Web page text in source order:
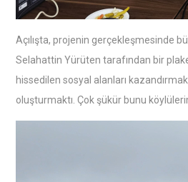
Açılışta, projenin gerçekleşmesinde
Selahattin Yürüten tarafından bir
hissedilen sosyal alanları
oluşturmaktı. Çok şükür bunu